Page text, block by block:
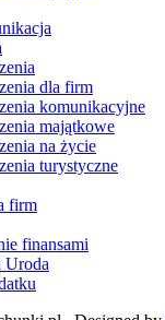
dla firm
komunikacyjne
majątkowe
na życie
turystyczne
firm
finansami
Uroda